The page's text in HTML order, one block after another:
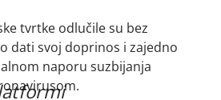
tvrtke odlučile su bez
dati svoj doprinos i zajedno
naporu suzbijanja